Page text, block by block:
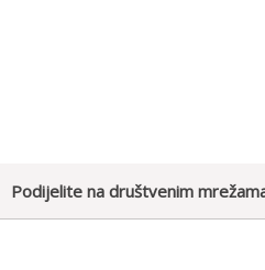
Podijelite na društvenim